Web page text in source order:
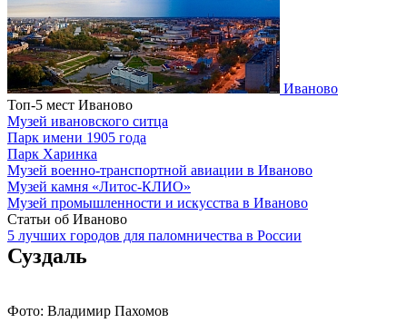
Иваново
Топ-5 мест Иваново
Музей ивановского ситца
Парк имени 1905 года
Парк Харинка
Музей военно-транспортной авиации в Иваново
Музей камня «Литос-КЛИО»
Музей промышленности и искусства в Иваново
Статьи об Иваново
5 лучших городов для паломничества в России
Суздаль
Фото: Владимир Пахомов